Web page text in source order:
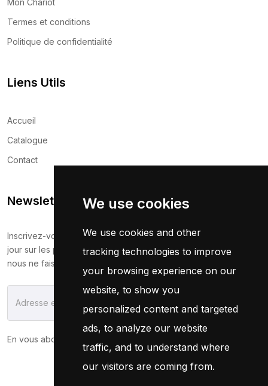
We use cookies
We use cookies and other
tracking technologies to improve
your browsing experience on our
website, to show you
personalized content and targeted
ads, to analyze our website
traffic, and to understand where
our visitors are coming from.
Mon Chariot
Termes et conditions
Politique de confidentialité
Liens Utils
Accueil
Catalogue
Contact
Newsletter
Inscrivez-vous maintenant pour recevoir les dernières mises à
jour sur les promotions et les coupons. Ne vous inquiétez pas,
nous ne faisons pas de spam !
S'Abonner
En vous abonnant, vous acceptez notre